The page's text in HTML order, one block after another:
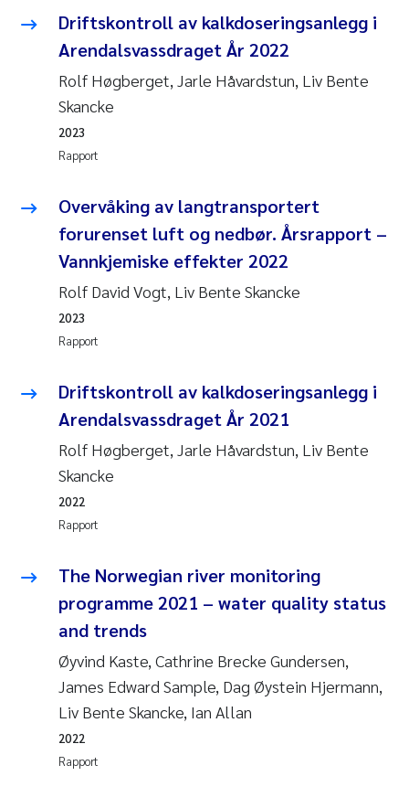
Driftskontroll av kalkdoseringsanlegg i
Arendalsvassdraget År 2022
Rolf Høgberget, Jarle Håvardstun, Liv Bente
Skancke
Rapport
2023
Overvåking av langtransportert
forurenset luft og nedbør. Årsrapport –
Vannkjemiske effekter 2022
Rolf David Vogt, Liv Bente Skancke
Rapport
2023
Driftskontroll av kalkdoseringsanlegg i
Arendalsvassdraget År 2021
Rolf Høgberget, Jarle Håvardstun, Liv Bente
Skancke
Rapport
2022
The Norwegian river monitoring
programme 2021 – water quality status
and trends
Øyvind Kaste, Cathrine Brecke Gundersen,
James Edward Sample, Dag Øystein Hjermann,
Liv Bente Skancke, Ian Allan
Rapport
2022